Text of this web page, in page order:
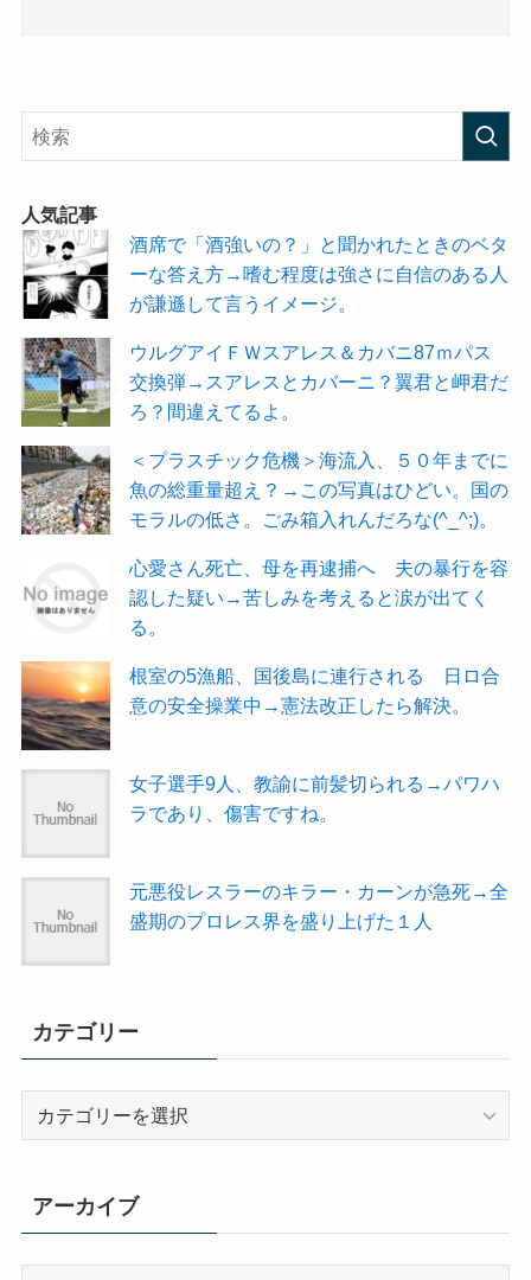
人気記事
酒席で「酒強いの？」と聞かれたときのベタ
ーな答え方→嗜む程度は強さに自信のある人
が謙遜して言うイメージ。
ウルグアイＦＷスアレス＆カバニ87ｍパス
交換弾→スアレスとカバーニ？翼君と岬君だ
ろ？間違えてるよ。
＜プラスチック危機＞海流入、５０年までに
魚の総重量超え？→この写真はひどい。国の
モラルの低さ。ごみ箱入れんだろな(^_^;)。
心愛さん死亡、母を再逮捕へ 夫の暴行を容
認した疑い→苦しみを考えると涙が出てく
る。
根室の5漁船、国後島に連行される 日ロ合
意の安全操業中→憲法改正したら解決。
女子選手9人、教諭に前髪切られる→パワハ
ラであり、傷害ですね。
元悪役レスラーのキラー・カーンが急死→全
盛期のプロレス界を盛り上げた１人
カテゴリー
ー
アーカイブ